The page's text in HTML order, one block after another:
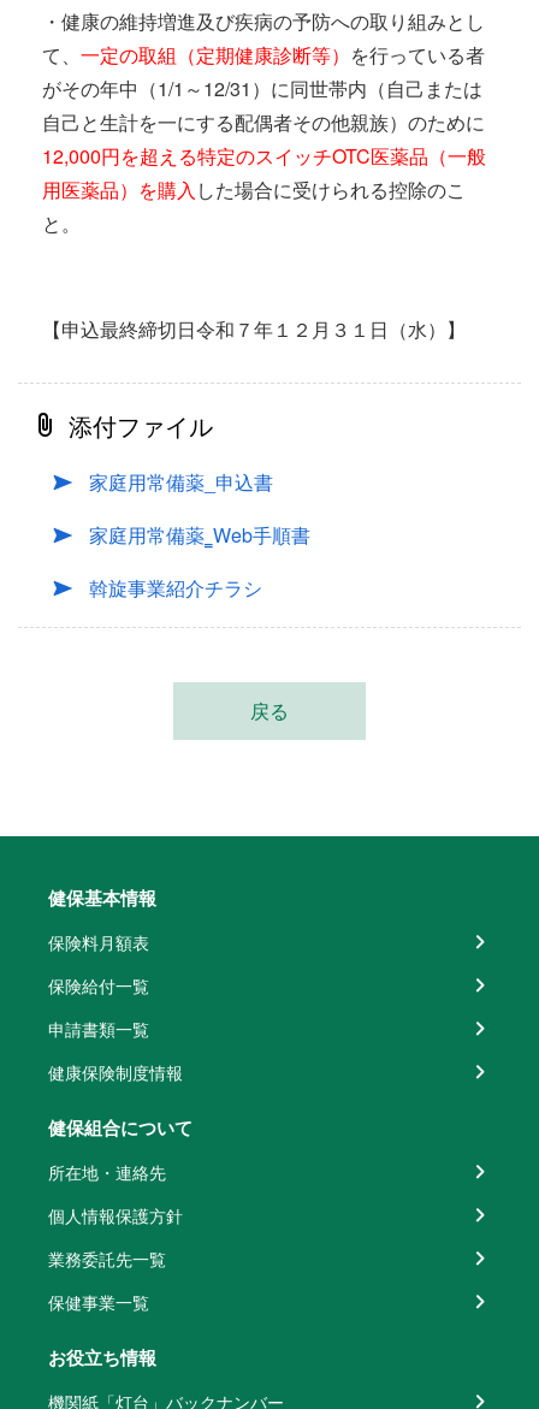
・健康の維持増進及び疾病の予防への取り組みとし
て、 一定の取組（定期健康診断等） を行っている者
がその年中（1/1～12/31）に同世帯内（自己または
自己と生計を一にする配偶者その他親族）のために
12,000円を超える特定のスイッチOTC医薬品（一般
用医薬品）を購入 した場合に受けられる控除のこ
と。
【申込最終締切日令和７年１２月３１日（水）】
添付ファイル
家庭用常備薬_申込書
家庭用常備薬‗Web手順書
斡旋事業紹介チラシ
戻る
健保基本情報
保険料月額表
保険給付一覧
申請書類一覧
健康保険制度情報
健保組合について
所在地・連絡先
個人情報保護方針
業務委託先一覧
保健事業一覧
お役立ち情報
機関紙「灯台」バックナンバー